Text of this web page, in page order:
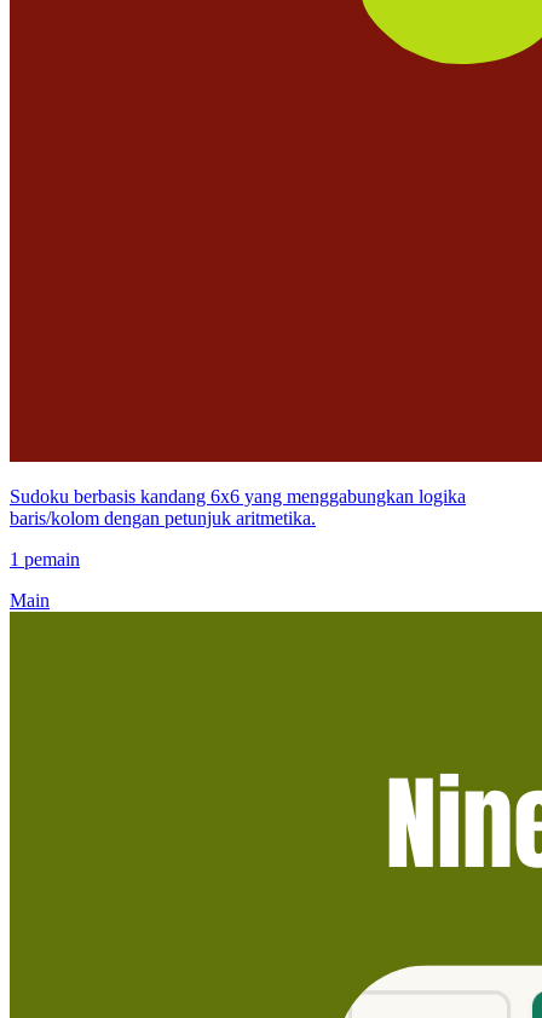
Sudoku berbasis kandang 6x6 yang menggabungkan logika
baris/kolom dengan petunjuk aritmetika.
1 pemain
Main